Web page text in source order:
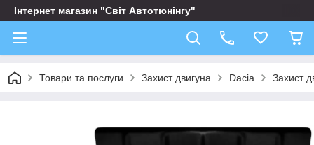
Інтернет магазин "Світ Автотюнінгу"
Товари та послуги Захист двигуна Dacia Захист